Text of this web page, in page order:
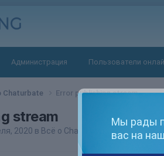
Администрация Пользователи
Chaturbate Error publishing stream
stream
2020 в Всё о Chaturbate
Мы рады
вас на